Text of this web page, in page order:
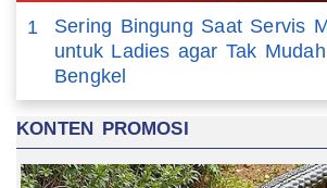
1
Sering Bingung Saat Servis
untuk Ladies agar Tak
Bengkel